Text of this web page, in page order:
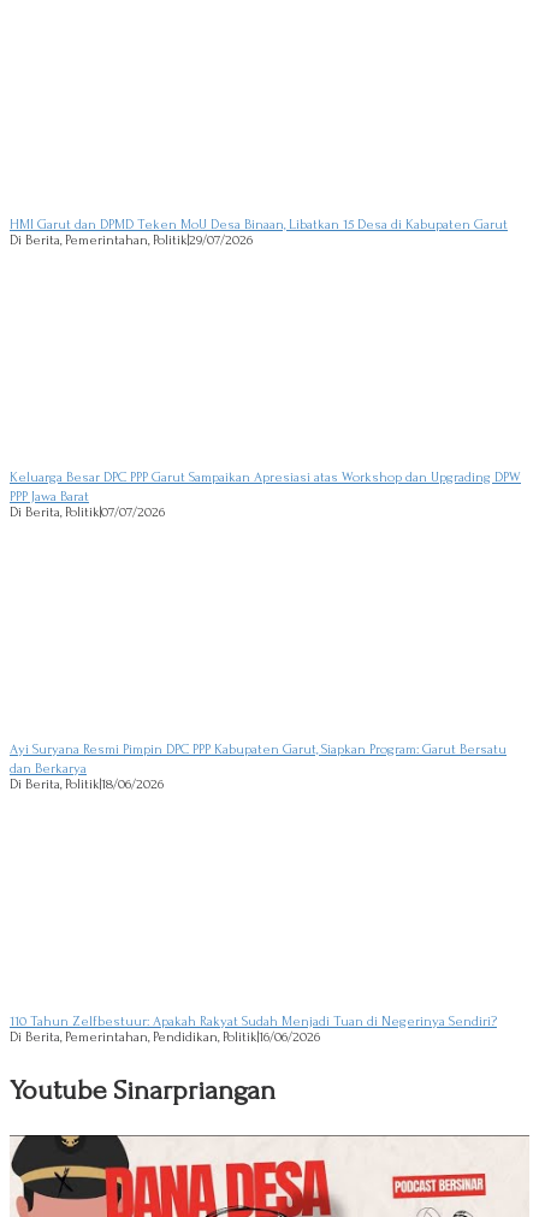
HMI Garut dan DPMD Teken MoU Desa Binaan, Libatkan 15 Desa di Kabupaten Garut
Di Berita, Pemerintahan, Politik29/07/2026
Keluarga Besar DPC PPP Garut Sampaikan Apresiasi atas Workshop dan Upgrading DPW
PPP Jawa Barat
Di Berita, Politik07/07/2026
Ayi Suryana Resmi Pimpin DPC PPP Kabupaten Garut, Siapkan Program: Garut Bersatu
dan Berkarya
Di Berita, Politik18/06/2026
110 Tahun Zelfbestuur: Apakah Rakyat Sudah Menjadi Tuan di Negerinya Sendiri?
Di Berita, Pemerintahan, Pendidikan, Politik16/06/2026
Youtube Sinarpriangan